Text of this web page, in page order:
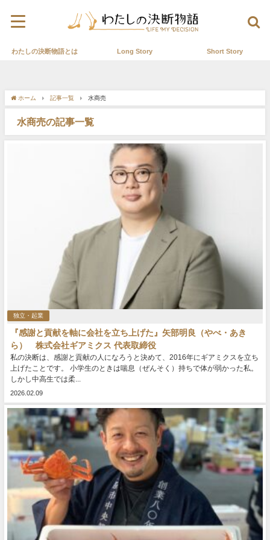
わたしの決断物語とは Long Story Short Story
ホーム 記事一覧 水商売
水商売の記事一覧
独立・起業
『感謝と貢献を軸に会社を立ち上げた』矢部明良（やべ・あき
ら） 株式会社ギアミクス 代表取締役
私の決断は、感謝と貢献の人になろうと決めて、2016年にギアミクスを立ち
上げたことです。 小学生のときは喘息（ぜんそく）持ちで体が弱かった私。
しかし中高生では柔...
2026.02.09